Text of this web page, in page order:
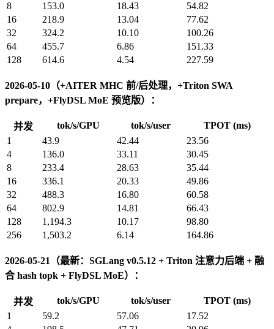
8
153.0 18.43
54.82
16
218.9 13.04
77.62
32
324.2 10.10
100.26
64
455.7 6.86
151.33
128
614.6 4.54 227.59
2026-05-10（+AITER MHC 前/后处理，+Triton SWA
prepare，+FlyDSL MoE 预览版）：
并发 tok/s/GPU tok/s/user
TPOT (ms)
1
43.9 42.44
23.56
4
136.0 33.11
30.45
8
233.4 28.63
35.44
16
336.1 20.33
49.86
32
488.3 16.80
60.58
64
802.9 14.81
66.43
128
1,194.3 10.17
98.80
256
1,503.2 6.14 164.86
2026-05-21（最新：SGLang v0.5.12 + Triton 注意力后端 + 融
合 hash topk + FlyDSL MoE）：
并发 tok/s/GPU tok/s/user
TPOT (ms)
1
59.2 57.06
17.52